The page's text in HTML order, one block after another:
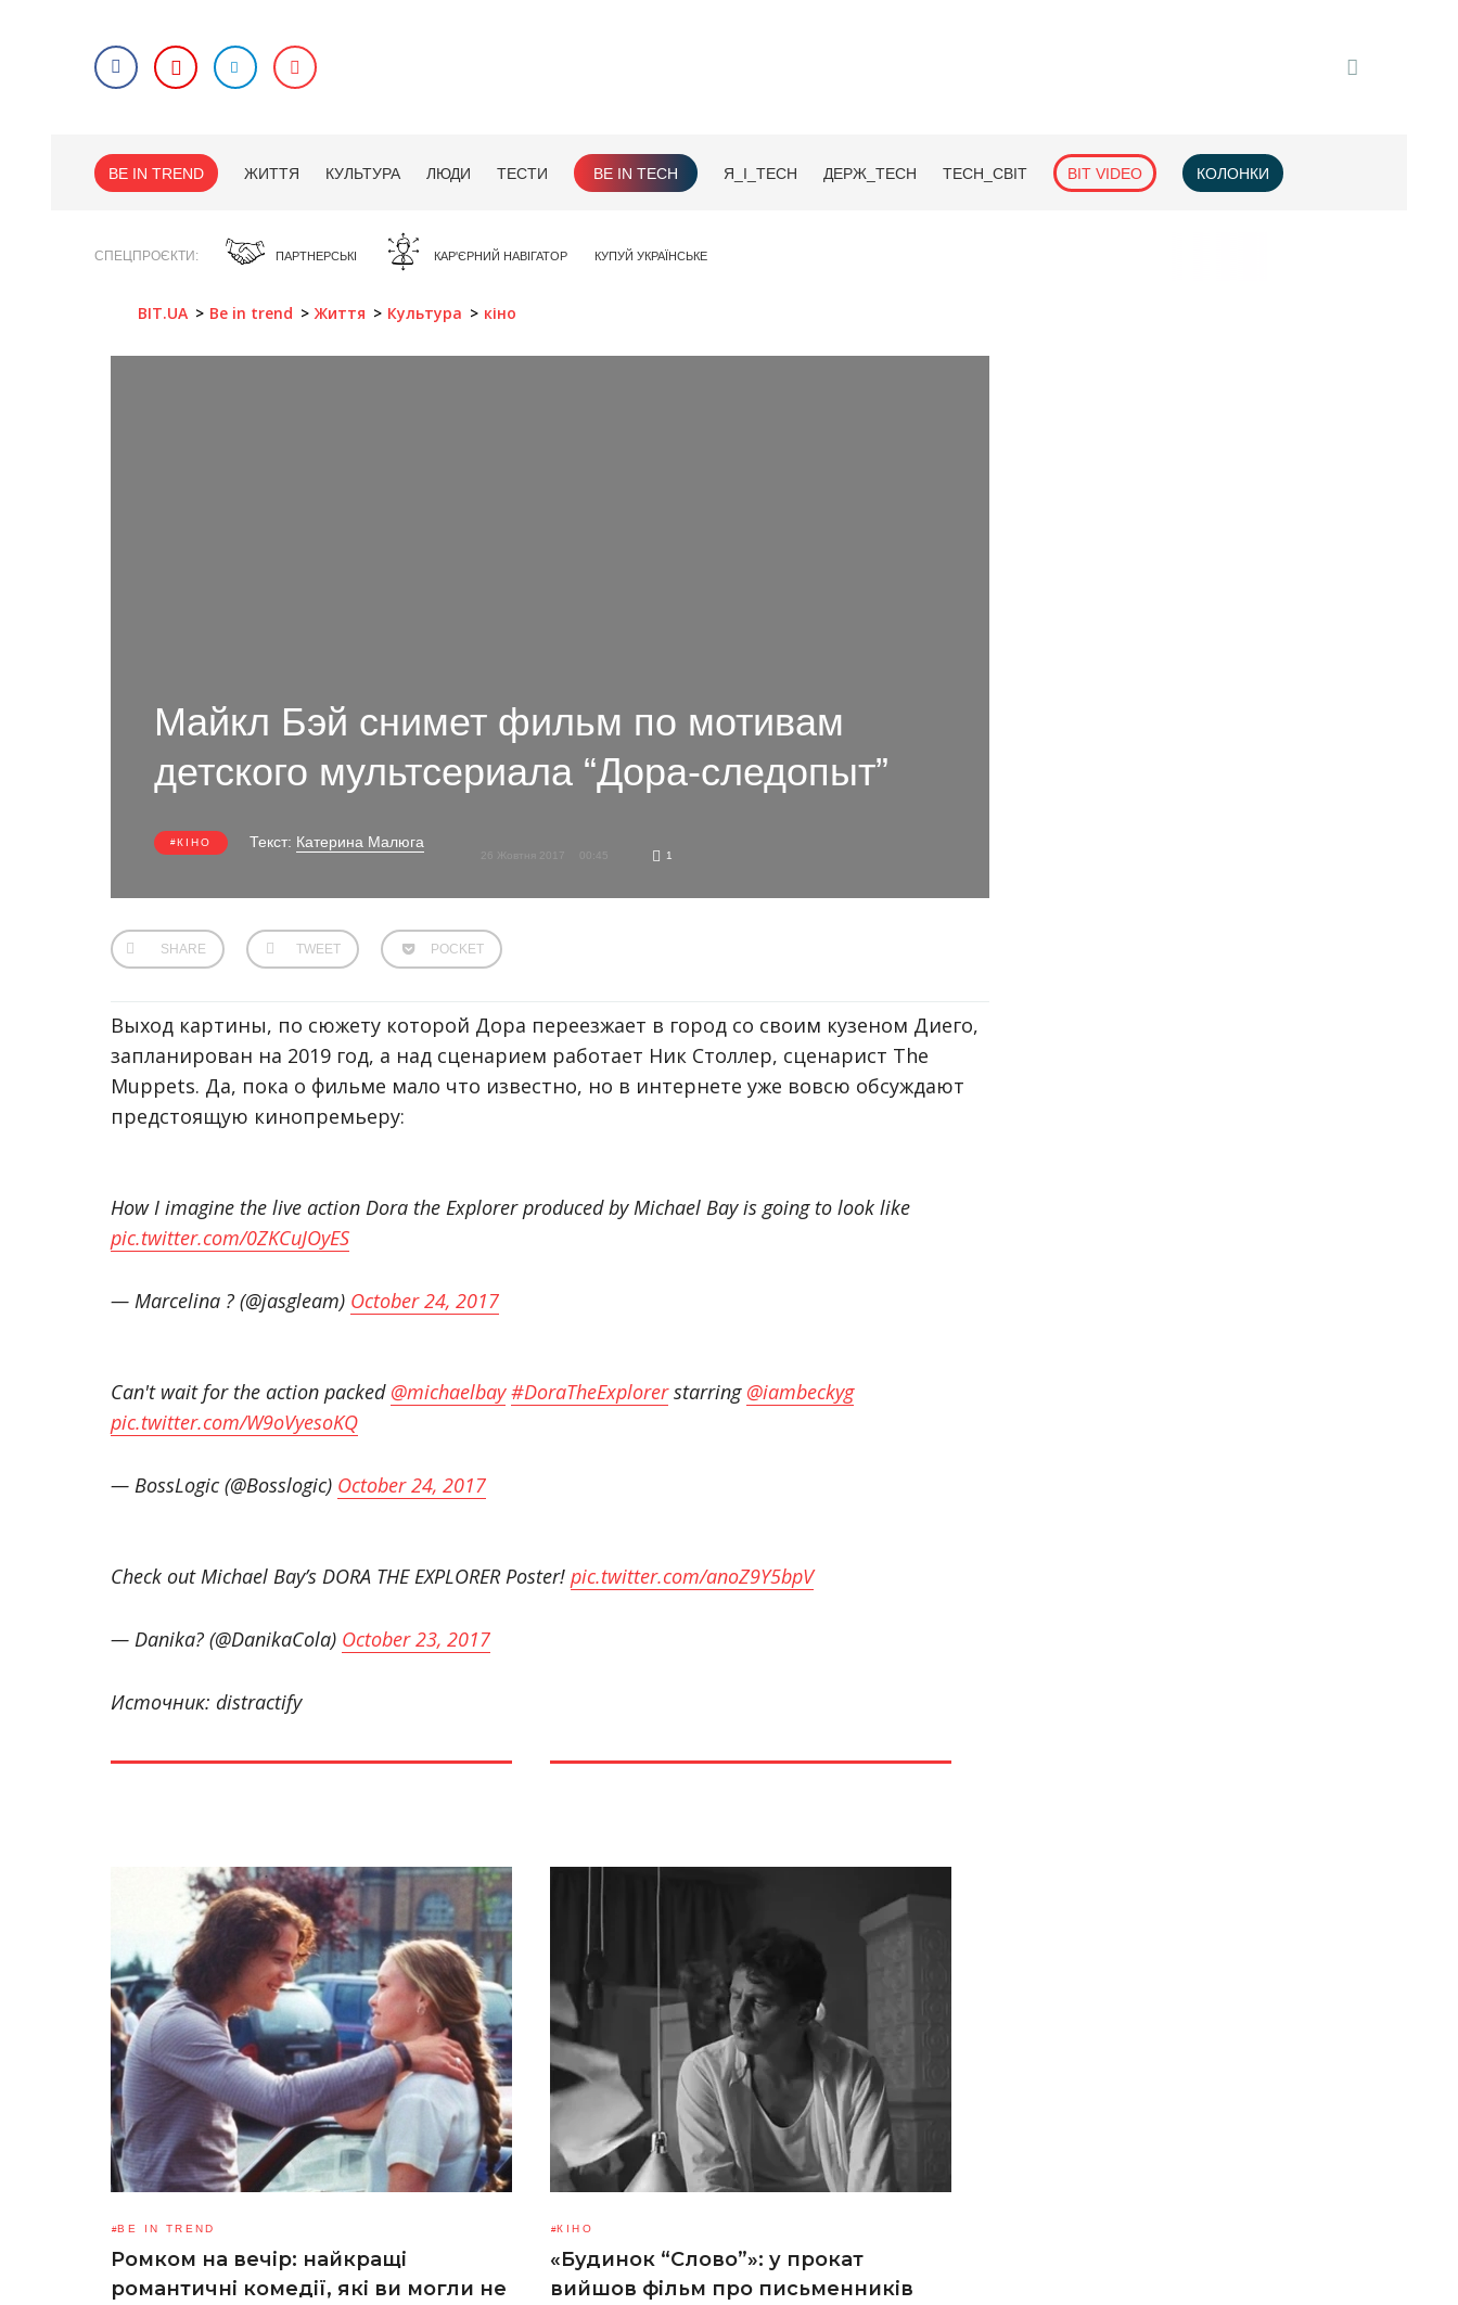
BE IN TREND ЖИТТЯ КУЛЬТУРА ЛЮДИ ТЕСТИ BE IN TECH Я_І_TECH ДЕРЖ_TECH TECH_СВІТ BIT VIDEO КОЛОНКИ
СПЕЦПРОЄКТИ ПАРТНЕРСЬКІ КАР'ЄРНИЙ НАВІГАТОР КУПУЙ УКРАЇНСЬКЕ
BIT.UA Be in trend Життя Культура кіно
Майкл Бэй снимет фильм по мотивам
детского мультсериала “Дора-следопыт”
КІНО Текст: Катерина Малюга
26 Жовтня 2017 1
SHARE TWEET POCKET
Выход картины, по сюжету которой Дора переезжает в город со своим кузеном Диего,
запланирован на 2019 год, а над сценарием работает Ник Столлер, сценарист The
Muppets. Да, пока о фильме мало что известно, но в интернете уже вовсю обсуждают
предстоящую кинопремьеру:
How I imagine the live action Dora the Explorer produced by Michael Bay is going to look like
pic.twitter.com/0ZKCuJOyES
— Marcelina ? (@jasgleam) October 24, 2017
Can't wait for the action packed @michaelbay #DoraTheExplorerstarring @iambeckyg
pic.twitter.com/W9oVyesoKQ
— BossLogic (@Bosslogic) October 24, 2017
Check out Michael Bay’s DORA THE EXPLORER Poster! pic.twitter.com/anoZ9Y5bpV
— Danika? (@DanikaCola) October 23, 2017
Источник: distractify
BE IN TREND
Ромком на вечір: найкращі
романтичні комедії, які ви могли не
КІНО
«Будинок “Слово”»: у прокат
вийшов фільм про письменників